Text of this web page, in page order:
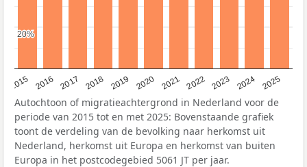
2015 2016 2017 2018 2019 2020 2021 2022 2023 2024 2025
20%
20%
Autochtoon of migratieachtergrond in Nederland voor de
periode van 2015 tot en met 2025: Bovenstaande grafiek
toont de verdeling van de bevolking naar herkomst uit
Nederland, herkomst uit Europa en herkomst van buiten
Europa in het postcodegebied 5061 JT per jaar.